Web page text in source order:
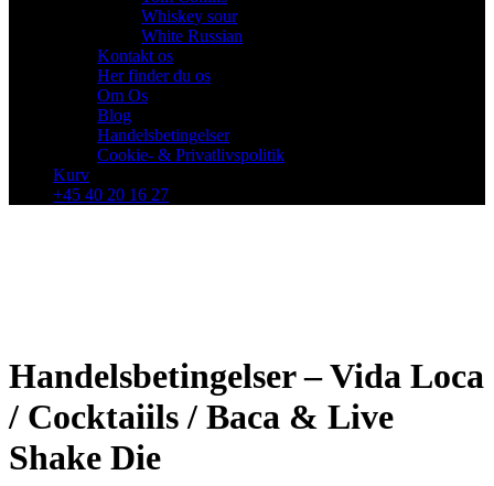
Whiskey sour
White Russian
Kontakt os
Her finder du os
Om Os
Blog
Handelsbetingelser
Cookie- & Privatlivspolitik
Kurv
+45 40 20 16 27
Handelsbetingelser – Vida Loca
/ Cocktaiils / Baca & Live
Shake Die